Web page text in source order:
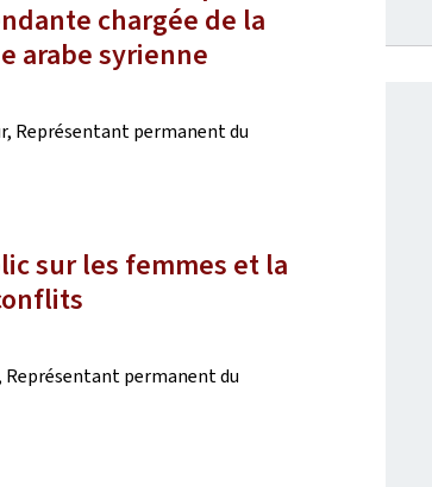
chargée de la
arabe syrienne
Représentant permanent du
sur les femmes et la
Représentant permanent du